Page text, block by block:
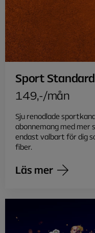
Sport Standard
149,-/mån
Sju renodlade
abonnemang med mer
endast valbart för dig
fiber.
Läs mer